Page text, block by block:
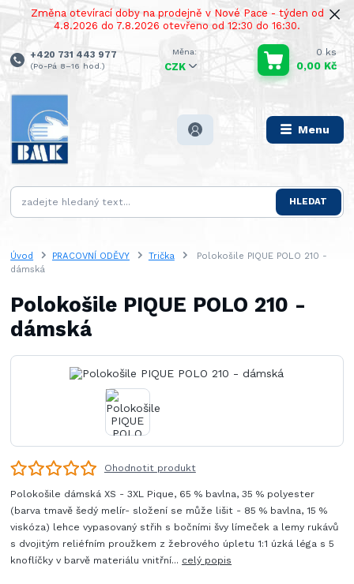
Změna otevírací doby na prodejně v Nové Pace - týden od
4.8.2026 do 7.8.2026 otevřeno od 12:30 do 16:30.
Menu
CZK
HLEDAT
+420 731 443 977
(Po-Pá 8–16 hod.)
0 ks
0,00 Kč
Úvod PRACOVNÍ ODĚVY Trička
Polokošile PIQUE POLO 210 -
dámská
Polokošile PIQUE POLO 210 -
dámská
Ohodnotit produkt
Polokošile dámská XS - 3XL Pique, 65 % bavlna, 35 % polyester
(barva tmavě šedý melír- složení se může lišit - 85 % bavlna, 15 %
viskóza) lehce vypasovaný střih s bočními švy límeček a lemy rukávů
s dvojitým reliéfním proužkem z žebrového úpletu 1:1 úzká léga s 5
knoflíčky v barvě materiálu vnitřní... celý popis